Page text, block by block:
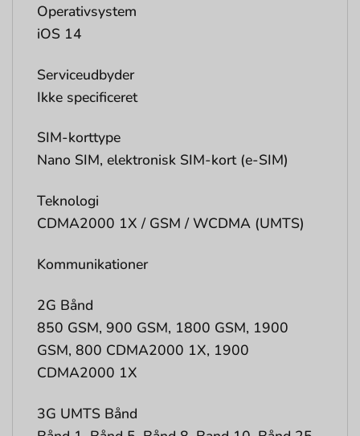
Operativsystem
iOS 14
Serviceudbyder
Ikke specificeret
SIM-korttype
Nano SIM, elektronisk SIM-kort (e-SIM)
Teknologi
CDMA2000 1X / GSM / WCDMA (UMTS)
Kommunikationer
2G Bånd
850 GSM, 900 GSM, 1800 GSM, 1900
GSM, 800 CDMA2000 1X, 1900
CDMA2000 1X
3G UMTS Bånd